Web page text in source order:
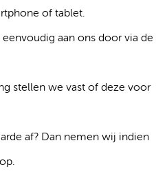
of tablet.
aan ons door via de
stellen we vast of deze voor
af? Dan nemen wij indien